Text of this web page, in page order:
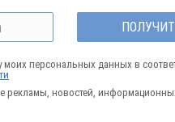
моих персональных данных в
рекламы, новостей,